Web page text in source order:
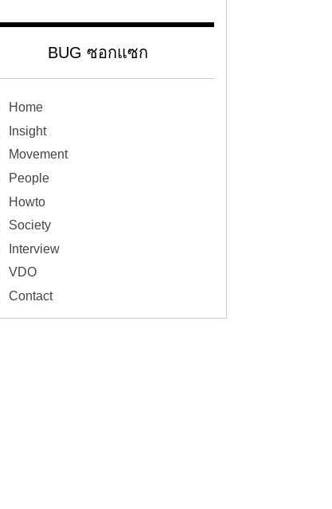
BUG ซอกแซก
Home
Insight
Movement
People
Howto
Society
Interview
VDO
Contact